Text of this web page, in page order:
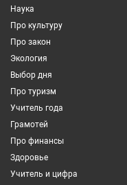
Наука
Про культуру
Про закон
Экология
Выбор дня
Про туризм
Учитель года
Грамотей
Про финансы
Здоровье
Учитель и цифра